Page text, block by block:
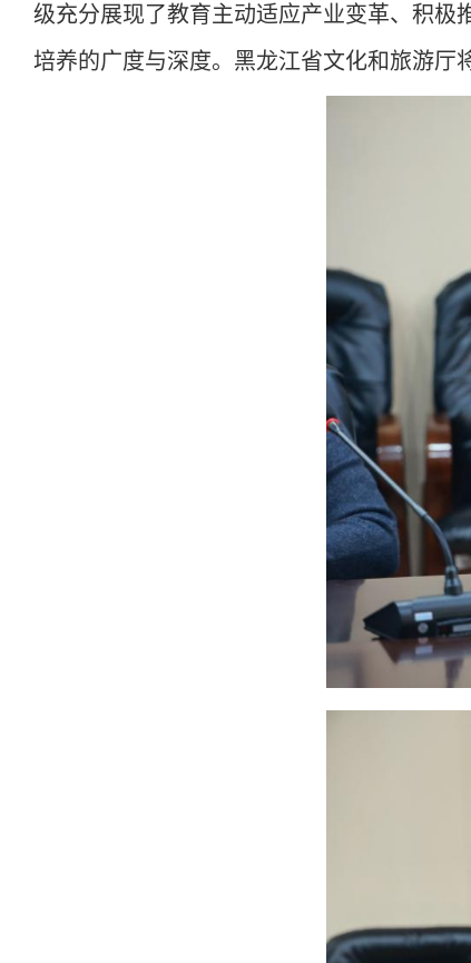
级充分展现了教育主动适应产业变革、积极
培养的广度与深度。黑龙江省文化和旅游厅